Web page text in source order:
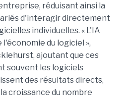
réduisant ainsi la
d'interagir directement
individuelles. « L'IA
du logiciel »,
ajoutant que ces
souvent les logiciels
des résultats directs,
croissance du nombre